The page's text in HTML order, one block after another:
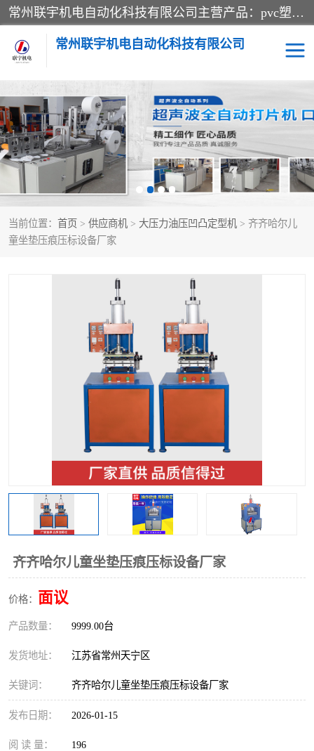
常州联宇机电自动化科技有限公司主营产品：pvc塑料焊机、高频热合机、软膜天花压边机、服装布料凹凸压花机、布料3d压印设备、服装植胶设备、超声波布料花边机、无纺布热合机、全自动压花机。
常州联宇机电自动化科技有限公司
当前位置： 首页 > 供应商机 > 大压力油压凹凸定型机 > 齐齐哈尔儿
童坐垫压痕压标设备厂家
齐齐哈尔儿童坐垫压痕压标设备厂家
价格： 面议
产品数量： 9999.00台
发货地址： 江苏省常州天宁区
关键词： 齐齐哈尔儿童坐垫压痕压标设备厂家
发布日期： 2026-01-15
阅 读 量： 196
压花定型机以及压花模具 超声波热合机
高频热合机 超声波花边机
超声波复合压花机 凹凸压花机压标机
3040凹凸压花机 双头服装凹凸压花机
自动超声波打片成型机
泡壳包装封口机 海绵产品成型机